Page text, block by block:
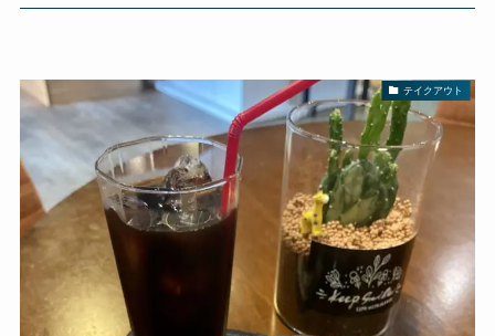
テイクアウト